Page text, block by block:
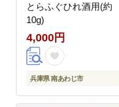
とらふぐひれ酒用(約
10g)
4,000円
兵庫県 南あわじ市